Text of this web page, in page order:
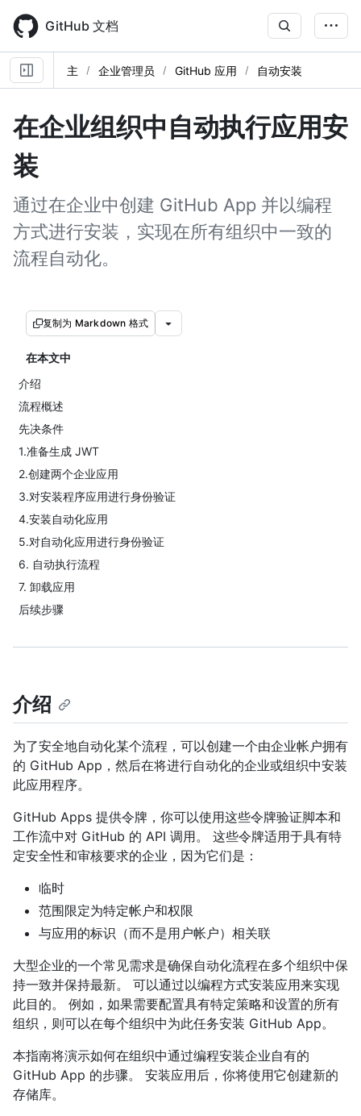
main
content
GitHub 文档
主 企业管理员 GitHub 应用 自动安装
在企业组织中自动执行应用安
装
通过在企业中创建 GitHub App 并以编程
方式进行安装，实现在所有组织中一致的
流程自动化。
复制为 Markdown 格式
在本文中
介绍
流程概述
先决条件
1.准备生成 JWT
2.创建两个企业应用
3.对安装程序应用进行身份验证
4.安装自动化应用
5.对自动化应用进行身份验证
6. 自动执行流程
7. 卸载应用
后续步骤
介绍
为了安全地自动化某个流程，可以创建一个由企业帐户拥有
的 GitHub App，然后在将进行自动化的企业或组织中安装
此应用程序。
GitHub Apps 提供令牌，你可以使用这些令牌验证脚本和
工作流中对 GitHub 的 API 调用。 这些令牌适用于具有特
定安全性和审核要求的企业，因为它们是：
临时
范围限定为特定帐户和权限
与应用的标识（而不是用户帐户）相关联
大型企业的一个常见需求是确保自动化流程在多个组织中保
持一致并保持最新。 可以通过以编程方式安装应用来实现
此目的。 例如，如果需要配置具有特定策略和设置的所有
组织，则可以在每个组织中为此任务安装 GitHub App。
本指南将演示如何在组织中通过编程安装企业自有的
GitHub App 的步骤。 安装应用后，你将使用它创建新的
存储库。